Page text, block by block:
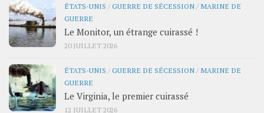
ÉTATS-UNIS /GUERRE DE SÉCESSION / MARINE DE
GUERRE
Le Monitor, un étrange cuirassé !
20 JUILLET 2026
ÉTATS-UNIS /GUERRE DE SÉCESSION / MARINE DE
GUERRE
Le Virginia, le premier cuirassé
12 JUILLET 2026